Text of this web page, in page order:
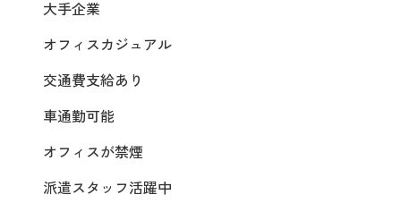
大手企業
オフィスカジュアル
交通費支給あり
車通勤可能
オフィスが禁煙
派遣スタッフ活躍中